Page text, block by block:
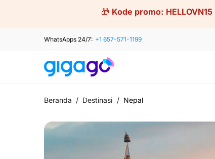
🎁 Kode promo: HELLOVN15
WhatsApps 24/7: +1 657-571-1199
Beranda / Destinasi / Nepal